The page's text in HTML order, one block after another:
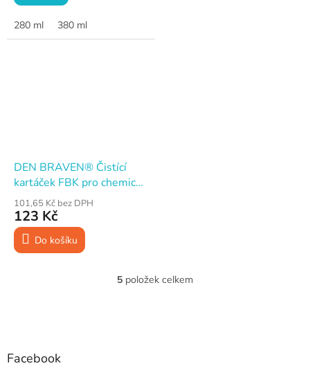
280 ml 380 ml
DEN BRAVEN® Čistící
kartáček FBK pro chemické
kotvy, pr. 18 mm
101,65 Kč bez DPH
123 Kč
Do košíku
O
5 položek celkem
Facebook